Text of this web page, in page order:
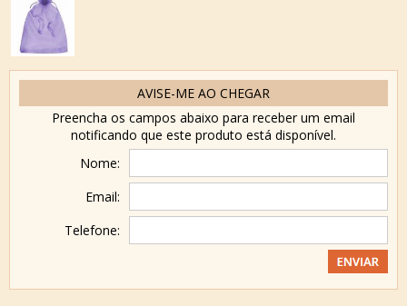
AVISE-ME AO CHEGAR
Preencha os campos abaixo para receber um email
notificando que este produto está disponível.
Nome:
Email:
Telefone: